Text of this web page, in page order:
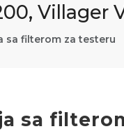
Villager
sa filterom za testeru
sa